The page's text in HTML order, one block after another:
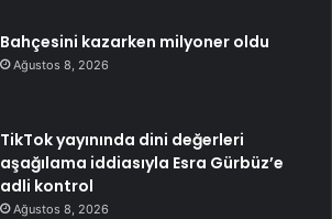
Bahçesini kazarken milyoner oldu
Ağustos 8, 2026
TikTok yayınında dini değerleri
aşağılama iddiasıyla Esra Gürbüz’e
adli kontrol
Ağustos 8, 2026